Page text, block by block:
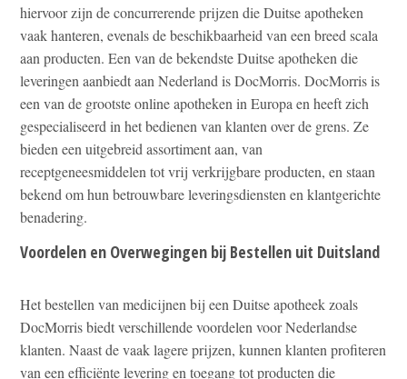
hiervoor zijn de concurrerende prijzen die Duitse apotheken
vaak hanteren, evenals de beschikbaarheid van een breed scala
aan producten. Een van de bekendste Duitse apotheken die
leveringen aanbiedt aan Nederland is DocMorris. DocMorris is
een van de grootste online apotheken in Europa en heeft zich
gespecialiseerd in het bedienen van klanten over de grens. Ze
bieden een uitgebreid assortiment aan, van
receptgeneesmiddelen tot vrij verkrijgbare producten, en staan
bekend om hun betrouwbare leveringsdiensten en klantgerichte
benadering.
Voordelen en Overwegingen bij Bestellen uit Duitsland
Het bestellen van medicijnen bij een Duitse apotheek zoals
DocMorris biedt verschillende voordelen voor Nederlandse
klanten. Naast de vaak lagere prijzen, kunnen klanten profiteren
van een efficiënte levering en toegang tot producten die